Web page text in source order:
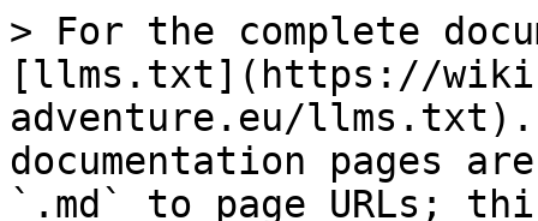
> For the complete
[llms.txt](https://
adventure.eu/llms.txt).
documentation pages
`.md` to page URLs;